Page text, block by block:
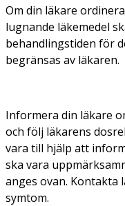
Om din läkare
lugnande läkemedel
behandlingstiden för
begränsas av läkaren.
Informera din läkare
och följ läkarens
vara till hjälp att
ska vara
anges ovan. Kontakta
symtom.